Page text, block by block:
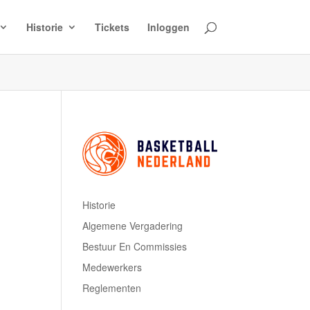
Historie Tickets Inloggen
Historie
Algemene Vergadering
Bestuur En Commissies
Medewerkers
Reglementen